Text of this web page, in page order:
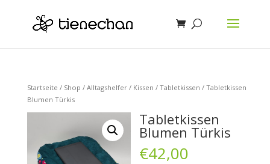
Startseite / Shop / Alltagshelfer/ Kissen / Tabletkissen / Tabletkissen
Blumen Türkis
Tabletkissen
Blumen Türkis
€42,00